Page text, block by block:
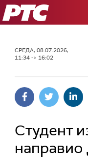
РТС
СРЕДА, 08.07.2026,
11:34 -> 16:02
Студент
направио